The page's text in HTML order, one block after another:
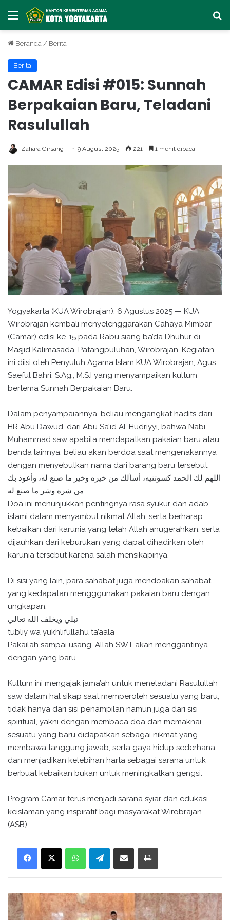
Menu
Beranda / Berita
Berita
CAMAR Edisi #015: Sunnah
Berpakaian Baru, Teladani
Rasulullah
Zahara Girsang 9 August 2025 221 1 menit dibaca
Yogyakarta (KUA Wirobrajan), 6 Agustus 2025 — KUA
Wirobrajan kembali menyelenggarakan Cahaya Mimbar
(Camar) edisi ke-15 pada Rabu siang ba’da Dhuhur di
Masjid Kalimasada, Patangpuluhan, Wirobrajan. Kegiatan
ini diisi oleh Penyuluh Agama Islam KUA Wirobrajan, Agus
Saeful Bahri, S.Ag., M.S.I yang menyampaikan kultum
bertema Sunnah Berpakaian Baru.
Dalam penyampaiannya, beliau mengangkat hadits dari
HR Abu Dawud, dari Abu Sa’id Al-Hudriyyi, bahwa Nabi
Muhammad saw apabila mendapatkan pakaian baru atau
benda lainnya, beliau akan berdoa saat mengenakannya
dengan menyebutkan nama dari barang baru tersebut.
اللهم لك الحمد كسوتنيه، أسألك من خيره وخير ما صنع له، وأعوذ بك
من شره وشر ما صنع له
Doa ini menunjukkan pentingnya rasa syukur dan adab
islami dalam menyambut nikmat Allah, serta berharap
kebaikan dari karunia yang telah Allah anugerahkan, serta
dijauhkan dari keburukan yang dapat dihadirkan oleh
karunia tersebut karena salah mensikapinya.
Di sisi yang lain, para sahabat juga mendoakan sahabat
yang kedapatan mengggunakan pakaian baru dengan
ungkapan:
تبلي ويخلف الله تعالي
tubliy wa yukhlifullahu ta’aala
Pakailah sampai usang, Allah SWT akan menggantinya
dengan yang baru
Kultum ini mengajak jama’ah untuk meneladani Rasulullah
saw dalam hal sikap saat memperoleh sesuatu yang baru,
tidak hanya dari sisi penampilan namun juga dari sisi
spiritual, yakni dengan membaca doa dan memaknai
sesuatu yang baru didapatkan sebagai nikmat yang
membawa tanggung jawab, serta gaya hidup sederhana
dan menjadikan kelebihan harta sebagai sarana untuk
berbuat kebaikan bukan untuk meningkatkan gengsi.
Program Camar terus menjadi sarana syiar dan edukasi
keislaman yang inspiratif bagi masyarakat Wirobrajan.
(ASB)
WhatsApp Telegram
A